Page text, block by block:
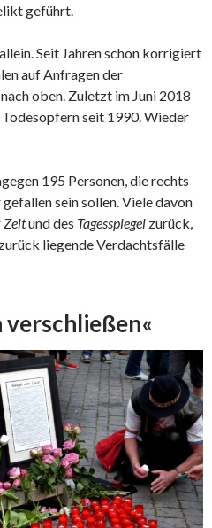
geführt.
Seit Jahren schon korrigiert
auf Anfragen der
oben. Zuletzt im Juni 2018
seit 1990. Wieder
195 Personen, die rechts
sein sollen. Viele davon
Zeitund des Tagesspiegel zurück,
liegende Verdachtsfälle
verschließen«